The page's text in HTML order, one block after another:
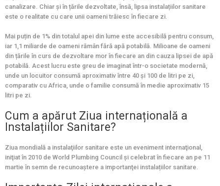
canalizare. Chiar și în țările dezvoltate, însă, lipsa instalațiilor sanitare
este o realitate cu care unii oameni trăiesc în fiecare zi.
Mai puțin de 1% din totalul apei din lume este accesibilă pentru consum,
iar 1,1 miliarde de oameni rămân fără apă potabilă. Milioane de oameni
din țările în curs de dezvoltare mor în fiecare an din cauza lipsei de apă
potabilă. Acest lucru este greu de imaginat într-o societate modernă,
unde un locuitor consumă aproximativ între 40 și 100 de litri pe zi,
comparativ cu Africa, unde o familie consumă în medie aproximativ 15
litri pe zi.
Cum a apărut Ziua internațională a
Instalațiilor Sanitare?
Ziua mondială a instalaţiilor sanitare este un eveniment internaţional,
iniţiat în 2010 de World Plumbing Council şi celebrat în fiecare an pe 11
martie în semn de recunoaştere a importanţei instalațiilor sanitare.